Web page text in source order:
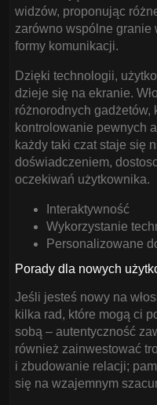
widzów, proponując
zarówno wspólne granie
formy komunikacji.
Dzięki technologii,
dzieje się na ekranie.
różnorodnych
kontrolowanie pewnych
każdy taki czat staje się
doświadczeniem,
oczekiwań użytkownika.
Interaktywność
Wykorzystanie
Personalizowane
Porady dla nowych
Jeśli jesteś nowy na
kilka rad, które mogą ci
sobą – autentyczność
również zainwestować
i zbudowanie relacji;
się na wzajemnym